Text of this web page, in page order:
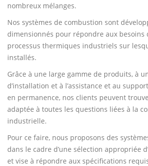
nombreux mélanges.
Nos systèmes de combustion sont
dimensionnés pour répondre aux besoins
processus thermiques industriels sur
installés.
Grâce à une large gamme de produits, à
d’installation et à l’assistance et au
en permanence, nos clients peuvent
adaptée à toutes les questions liées à la
industrielle.
Pour ce faire, nous proposons des
dans le cadre d’une sélection appropriée
et vise à répondre aux spécifications